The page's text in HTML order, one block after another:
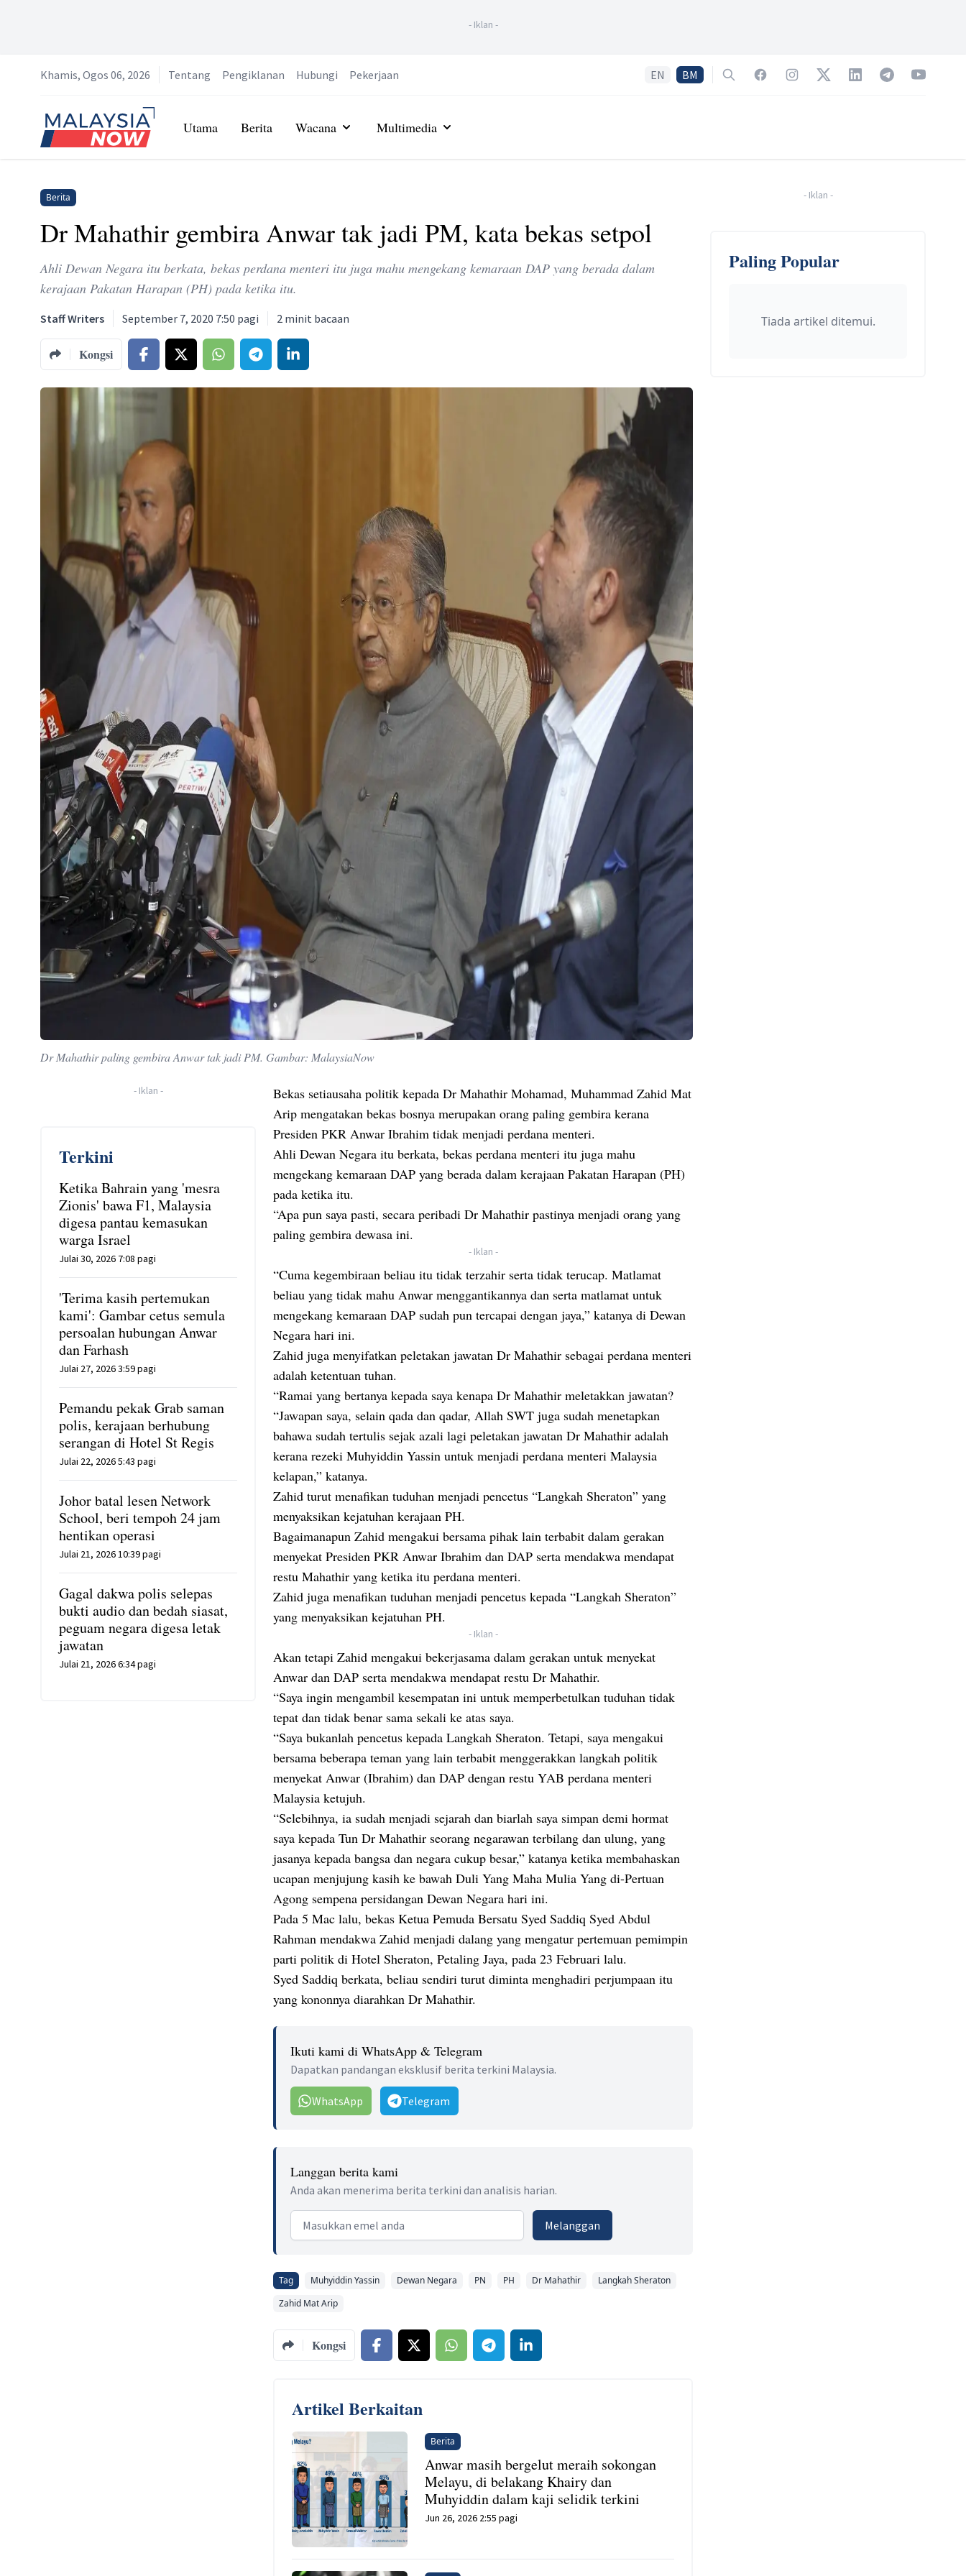
- Iklan -
Khamis, Ogos 06, 2026 Tentang Pengiklanan Hubungi Pekerjaan EN BM SearchFacebookInstagramTwitterLinkedInTelegramYouTube
Home
Utama Berita Wacana Multimedia
Berita
Dr Mahathir gembira Anwar tak jadi PM, kata bekas setpol
Ahli Dewan Negara itu berkata, bekas perdana menteri itu juga mahu mengekang kemaraan DAP yang berada dalam
kerajaan Pakatan Harapan (PH) pada ketika itu.
Staff Writers September 7, 2020 7:50 pagi 2 minit bacaan
Kongsi
Dr Mahathir paling gembira Anwar tak jadi PM. Gambar: MalaysiaNow
- Iklan -
Terkini
Ketika Bahrain yang 'mesra
Zionis' bawa F1, Malaysia
digesa pantau kemasukan
warga Israel
Julai 30, 2026 7:08 pagi
'Terima kasih pertemukan
kami': Gambar cetus semula
persoalan hubungan Anwar
dan Farhash
Julai 27, 2026 3:59 pagi
Pemandu pekak Grab saman
polis, kerajaan berhubung
serangan di Hotel St Regis
Julai 22, 2026 5:43 pagi
Johor batal lesen Network
School, beri tempoh 24 jam
hentikan operasi
Julai 21, 2026 10:39 pagi
Gagal dakwa polis selepas
bukti audio dan bedah siasat,
peguam negara digesa letak
jawatan
Julai 21, 2026 6:34 pagi
Bekas setiausaha politik kepada Dr Mahathir Mohamad, Muhammad Zahid Mat
Arip mengatakan bekas bosnya merupakan orang paling gembira kerana
Presiden PKR Anwar Ibrahim tidak menjadi perdana menteri.
Ahli Dewan Negara itu berkata, bekas perdana menteri itu juga mahu
mengekang kemaraan DAP yang berada dalam kerajaan Pakatan Harapan (PH)
pada ketika itu.
“Apa pun saya pasti, secara peribadi Dr Mahathir pastinya menjadi orang yang
paling gembira dewasa ini.
- Iklan -
“Cuma kegembiraan beliau itu tidak terzahir serta tidak terucap. Matlamat
beliau yang tidak mahu Anwar menggantikannya dan serta matlamat untuk
mengekang kemaraan DAP sudah pun tercapai dengan jaya,” katanya di Dewan
Negara hari ini.
Zahid juga menyifatkan peletakan jawatan Dr Mahathir sebagai perdana menteri
adalah ketentuan tuhan.
“Ramai yang bertanya kepada saya kenapa Dr Mahathir meletakkan jawatan?
“Jawapan saya, selain qada dan qadar, Allah SWT juga sudah menetapkan
bahawa sudah tertulis sejak azali lagi peletakan jawatan Dr Mahathir adalah
kerana rezeki Muhyiddin Yassin untuk menjadi perdana menteri Malaysia
kelapan,” katanya.
Zahid turut menafikan tuduhan menjadi pencetus “Langkah Sheraton” yang
menyaksikan kejatuhan kerajaan PH.
Bagaimanapun Zahid mengakui bersama pihak lain terbabit dalam gerakan
menyekat Presiden PKR Anwar Ibrahim dan DAP serta mendakwa mendapat
restu Mahathir yang ketika itu perdana menteri.
Zahid juga menafikan tuduhan menjadi pencetus kepada “Langkah Sheraton”
yang menyaksikan kejatuhan PH.
- Iklan -
Akan tetapi Zahid mengakui bekerjasama dalam gerakan untuk menyekat
Anwar dan DAP serta mendakwa mendapat restu Dr Mahathir.
“Saya ingin mengambil kesempatan ini untuk memperbetulkan tuduhan tidak
tepat dan tidak benar sama sekali ke atas saya.
“Saya bukanlah pencetus kepada Langkah Sheraton. Tetapi, saya mengakui
bersama beberapa teman yang lain terbabit menggerakkan langkah politik
menyekat Anwar (Ibrahim) dan DAP dengan restu YAB perdana menteri
Malaysia ketujuh.
“Selebihnya, ia sudah menjadi sejarah dan biarlah saya simpan demi hormat
saya kepada Tun Dr Mahathir seorang negarawan terbilang dan ulung, yang
jasanya kepada bangsa dan negara cukup besar,” katanya ketika membahaskan
ucapan menjujung kasih ke bawah Duli Yang Maha Mulia Yang di-Pertuan
Agong sempena persidangan Dewan Negara hari ini.
Pada 5 Mac lalu, bekas Ketua Pemuda Bersatu Syed Saddiq Syed Abdul
Rahman mendakwa Zahid menjadi dalang yang mengatur pertemuan pemimpin
parti politik di Hotel Sheraton, Petaling Jaya, pada 23 Februari lalu.
Syed Saddiq berkata, beliau sendiri turut diminta menghadiri perjumpaan itu
yang kononnya diarahkan Dr Mahathir.
Ikuti kami di WhatsApp & Telegram
Dapatkan pandangan eksklusif berita terkini Malaysia.
WhatsApp Telegram
Langgan berita kami
Anda akan menerima berita terkini dan analisis harian.
Email address Melanggan
Tag Muhyiddin Yassin Dewan Negara PN PH Dr Mahathir
Langkah Sheraton
Zahid Mat Arip
Kongsi
Artikel Berkaitan
Berita
Anwar masih bergelut meraih sokongan
Melayu, di belakang Khairy dan
Muhyiddin dalam kaji selidik terkini
Jun 26, 2026 2:55 pagi
- Iklan -
Paling Popular
Tiada artikel ditemui.